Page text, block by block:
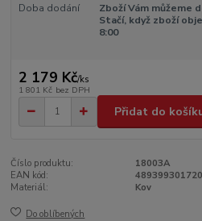
Doba dodání
Zboží Vám můžeme
Stačí, když zboží
8:00
2 179 Kč/ks
1 801 Kč bez DPH
Přidat do
Číslo produktu:
18003A
EAN kód:
Materiál:
Kov
Do oblíbených